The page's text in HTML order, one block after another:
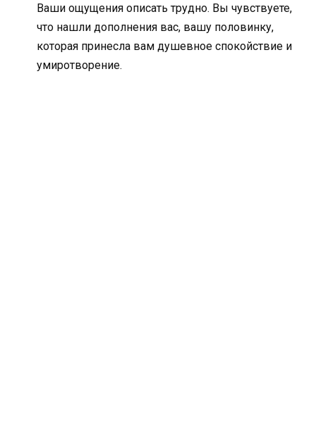
Ваши ощущения описать трудно. Вы чувствуете,
что нашли дополнения вас, вашу половинку,
которая принесла вам душевное спокойствие и
умиротворение.